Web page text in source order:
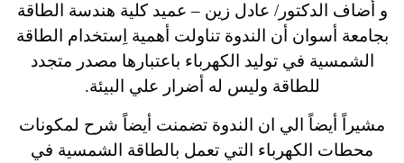
و أضاف الدكتور/ عادل زين – عميد كلية هندسة الطاقة
بجامعة أسوان أن الندوة تناولت أهمية اِستخدام الطاقة
الشمسية في توليد الكهرباء باعتبارها مصدر متجدد
للطاقة وليس له أضرار علي البيئة.
مشيراً أيضاً الي ان الندوة تضمنت أيضاً شرح لمكونات
محطات الكهرباء التي تعمل بالطاقة الشمسية في